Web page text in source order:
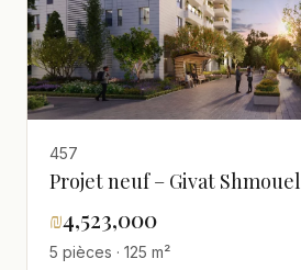
457
Projet neuf – Givat Shmouel
₪4,523,000
5 pièces · 125 m²